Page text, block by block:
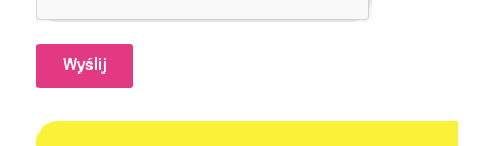
Wyślij